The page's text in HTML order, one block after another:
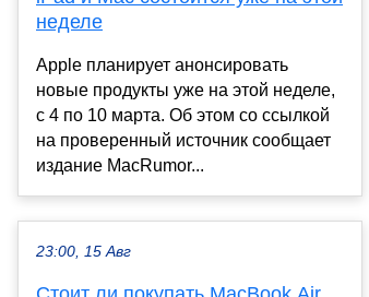
неделе
Apple планирует анонсировать
новые продукты уже на этой неделе,
с 4 по 10 марта. Об этом со ссылкой
на проверенный источник сообщает
издание MacRumor...
23:00, 15 Авг